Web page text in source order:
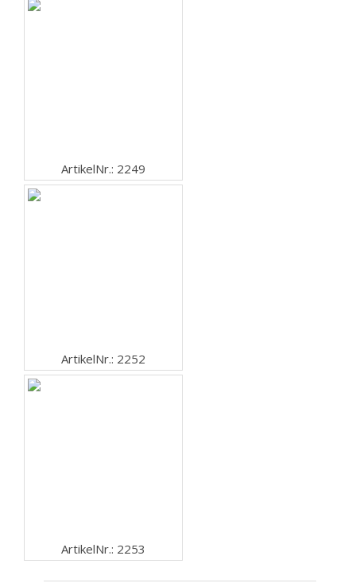
ArtikelNr.: 2249
ArtikelNr.: 2252
ArtikelNr.: 2253